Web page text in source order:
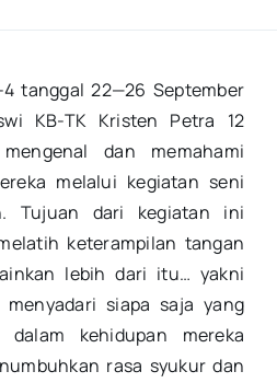
tanggal 22—26 September
KB-TK Kristen Petra 12
dan memahami
melalui kegiatan seni
Tujuan dari kegiatan ini
keterampilan tangan
lebih dari itu… yakni
menyadari siapa saja yang
kehidupan mereka
rasa syukur dan